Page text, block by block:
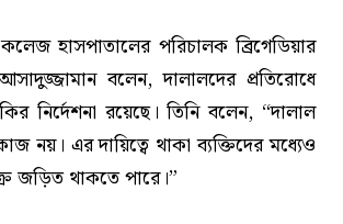
হাসপাতালের পরিচালক ব্রিগেডিয়ার
বলেন, দালালদের প্রতিরোধে
নির্দেশনা রয়েছে। তিনি বলেন, “দালাল
নয়। এর দায়িত্বে থাকা ব্যক্তিদের মধ্যেও
জড়িত থাকতে পারে।”